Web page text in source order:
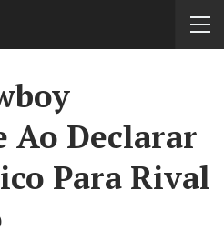
Ao Declarar
Para Rival